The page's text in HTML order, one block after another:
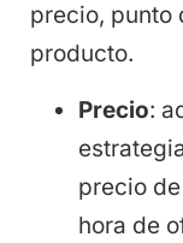
precio, punto
producto.
Precio:
precio
hora de